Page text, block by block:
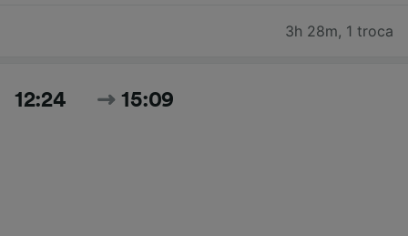
3h 28m, 1 troca
12:24 15:09